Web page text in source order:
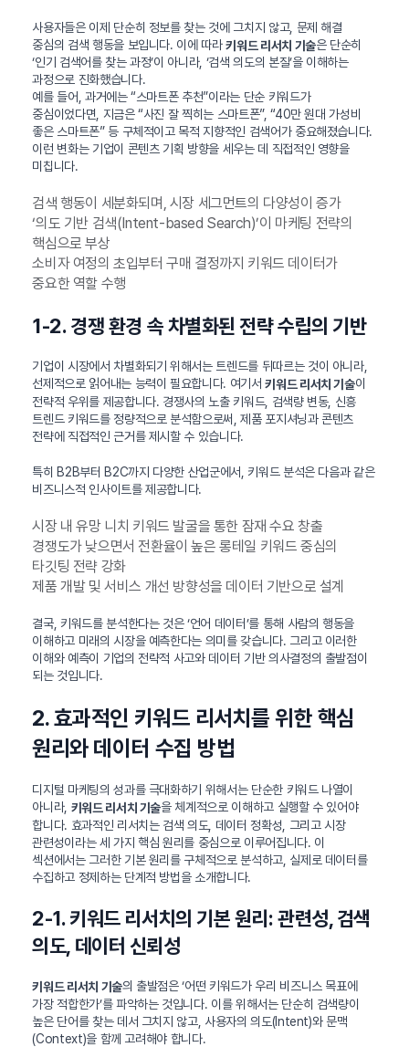
사용자들은 이제 단순히 정보를 찾는 것에 그치지 않고, 문제 해결
중심의 검색 행동을 보입니다. 이에 따라키워드 리서치 기술은 단순히
‘인기 검색어를 찾는 과정’이 아니라, ‘검색 의도의 본질’을 이해하는
과정으로 진화했습니다.
예를 들어, 과거에는 “스마트폰 추천”이라는 단순 키워드가
중심이었다면, 지금은 “사진 잘 찍히는 스마트폰”, “40만 원대 가성비
좋은 스마트폰” 등 구체적이고 목적 지향적인 검색어가 중요해졌습니다.
이런 변화는 기업이 콘텐츠 기획 방향을 세우는 데 직접적인 영향을
미칩니다.
검색 행동이 세분화되며, 시장 세그먼트의 다양성이 증가
‘의도 기반 검색(Intent-based Search)’이 마케팅 전략의
핵심으로 부상
소비자 여정의 초입부터 구매 결정까지 키워드 데이터가
중요한 역할 수행
1-2. 경쟁 환경 속 차별화된 전략 수립의 기반
기업이 시장에서 차별화되기 위해서는 트렌드를 뒤따르는 것이 아니라,
선제적으로 읽어내는 능력이 필요합니다. 여기서키워드 리서치 기술이
전략적 우위를 제공합니다. 경쟁사의 노출 키워드, 검색량 변동, 신흥
트렌드 키워드를 정량적으로 분석함으로써, 제품 포지셔닝과 콘텐츠
전략에 직접적인 근거를 제시할 수 있습니다.
특히 B2B부터 B2C까지 다양한 산업군에서, 키워드 분석은 다음과 같은
비즈니스적 인사이트를 제공합니다.
시장 내 유망 니치 키워드 발굴을 통한 잠재 수요 창출
경쟁도가 낮으면서 전환율이 높은 롱테일 키워드 중심의
타깃팅 전략 강화
제품 개발 및 서비스 개선 방향성을 데이터 기반으로 설계
결국, 키워드를 분석한다는 것은 ‘언어 데이터’를 통해 사람의 행동을
이해하고 미래의 시장을 예측한다는 의미를 갖습니다. 그리고 이러한
이해와 예측이 기업의 전략적 사고와 데이터 기반 의사결정의 출발점이
되는 것입니다.
2. 효과적인 키워드 리서치를 위한 핵심
원리와 데이터 수집 방법
디지털 마케팅의 성과를 극대화하기 위해서는 단순한 키워드 나열이
아니라, 키워드 리서치 기술을 체계적으로 이해하고 실행할 수 있어야
합니다. 효과적인 리서치는 검색 의도, 데이터 정확성, 그리고 시장
관련성이라는 세 가지 핵심 원리를 중심으로 이루어집니다. 이
섹션에서는 그러한 기본 원리를 구체적으로 분석하고, 실제로 데이터를
수집하고 정제하는 단계적 방법을 소개합니다.
2-1. 키워드 리서치의 기본 원리: 관련성, 검색
의도, 데이터 신뢰성
키워드 리서치 기술의 출발점은 ‘어떤 키워드가 우리 비즈니스 목표에
가장 적합한가’를 파악하는 것입니다. 이를 위해서는 단순히 검색량이
높은 단어를 찾는 데서 그치지 않고, 사용자의 의도(Intent)와 문맥
(Context)을 함께 고려해야 합니다.